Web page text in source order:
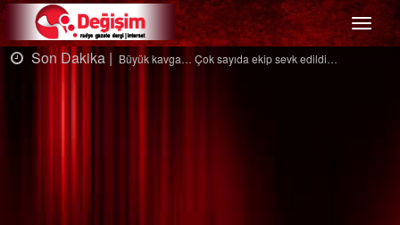
Menü
Son Dakika | Ağaçtan düştü…